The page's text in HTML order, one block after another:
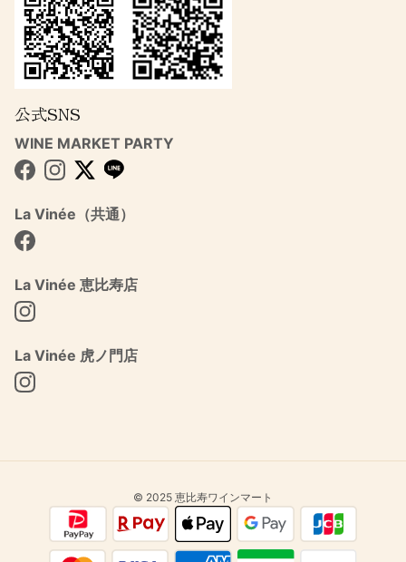
公式SNS
WINE MARKET PARTY
Facebook
Instagram
Twitter
La Vinée（共通）
Facebook
La Vinée 恵比寿店
Instagram
La Vinée 虎ノ門店
Instagram
© 2025 恵比寿ワインマート